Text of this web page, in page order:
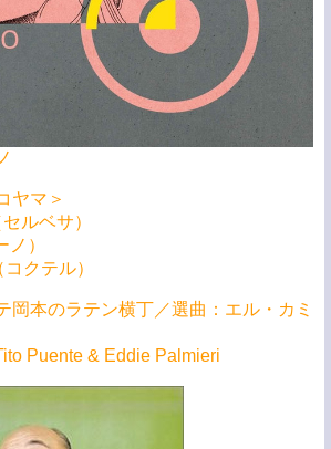
ヤマ＞
ルベサ）
）
クテル）
岡本のラテン横丁／選曲：エル・カミ
Puente & Eddie Palmieri